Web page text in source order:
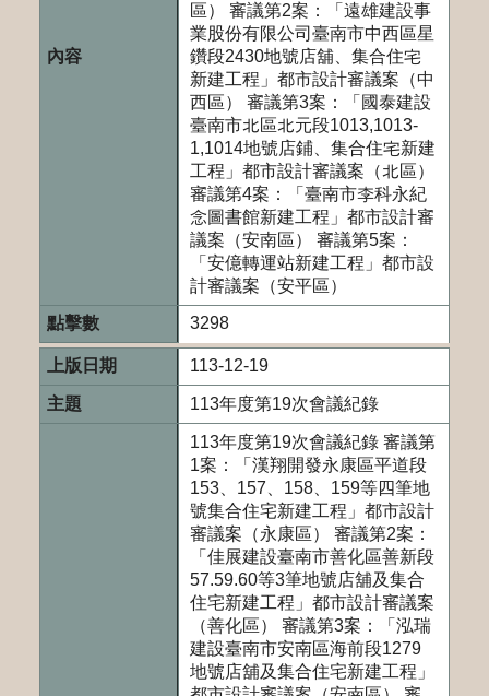
區） 審議第2案：「遠雄建設事
業股份有限公司臺南市中西區星
鑽段2430地號店舖、集合住宅
新建工程」都市設計審議案（中
西區） 審議第3案：「國泰建設
臺南市北區北元段1013,1013-
1,1014地號店鋪、集合住宅新建
工程」都市設計審議案（北區）
審議第4案：「臺南市李科永紀
念圖書館新建工程」都市設計審
議案（安南區） 審議第5案：
「安億轉運站新建工程」都市設
計審議案（安平區）
3298
113-12-19
113年度第19次會議紀錄
113年度第19次會議紀錄 審議第
1案：「漢翔開發永康區平道段
153、157、158、159等四筆地
號集合住宅新建工程」都市設計
審議案（永康區） 審議第2案：
「佳展建設臺南市善化區善新段
57.59.60等3筆地號店舖及集合
住宅新建工程」都市設計審議案
（善化區） 審議第3案：「泓瑞
建設臺南市安南區海前段1279
地號店舖及集合住宅新建工程」